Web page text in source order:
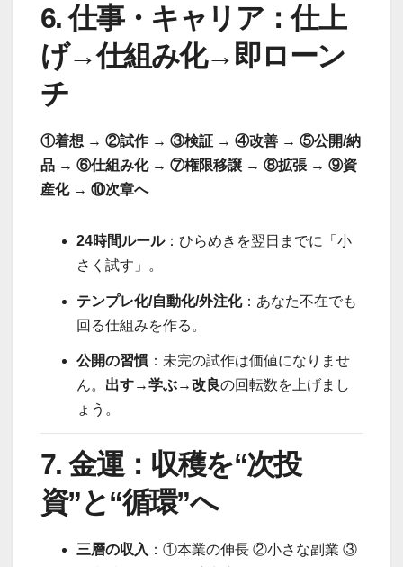
6. 仕事・キャリア：仕上
げ→仕組み化→即ローン
チ
①着想 → ②試作 → ③検証 → ④改善 → ⑤公開/納
品 → ⑥仕組み化 → ⑦権限移譲 → ⑧拡張 → ⑨資
産化 → ⑩次章へ
24時間ルール：ひらめきを翌日までに「小
さく試す」。
テンプレ化/自動化/外注化：あなた不在でも
回る仕組みを作る。
公開の習慣 ：未完の試作は価値になりませ
ん。 出す→学ぶ→改良の回転数を上げまし
ょう。
7. 金運：収穫を“次投
資”と“循環”へ
三層の収入 ：①本業の伸長 ②小さな副業 ③